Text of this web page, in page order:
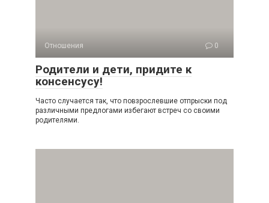
Отношения 0
Родители и дети, придите к
консенсусу!
Часто случается так, что повзрослевшие отпрыски под
различными предлогами избегают встреч со своими
родителями.